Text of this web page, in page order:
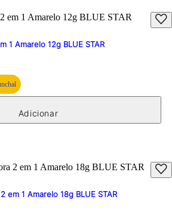
1 Amarelo 12g BLUE STAR
em 1 Amarelo 18g BLUE STAR